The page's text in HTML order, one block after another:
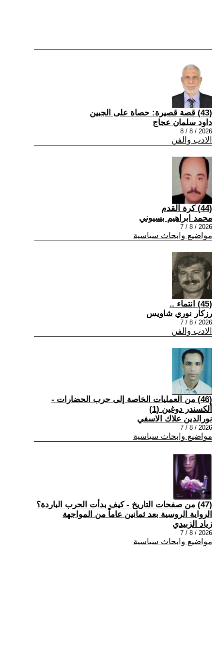
(43) قصة قصيرة: حصاة على الجبين
داود سلمان عجاج
2026 / 8 / 8
الادب والفن
(44) كرة القدم
محمد ابراهيم بسيوني
2026 / 8 / 7
مواضيع وابحاث سياسية
(45) انتماء ..
رزكار نوري شاويس
2026 / 8 / 7
الادب والفن
(46) من العمليات الخاصة إلى حرب الحضارات -
ألكسندر دوغين (1)
نورالدين علاك الاسفي
2026 / 8 / 7
مواضيع وابحاث سياسية
(47) من صفحات التاريخ - كيف بدأت الحرب الباردة؟
الرواية الروسية بعد ثمانين عاماً من المواجهة
زياد الزبيدي
2026 / 8 / 7
مواضيع وابحاث سياسية